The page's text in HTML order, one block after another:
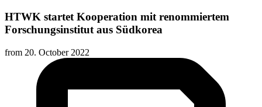
HTWK startet Kooperation mit renommiertem
Forschungsinstitut aus Südkorea
from 20. October 2022